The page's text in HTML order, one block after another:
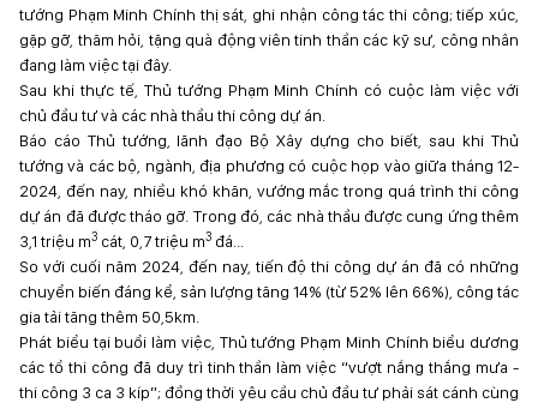
tướng Phạm Minh Chính thị sát, ghi nhận công tác thi công; tiếp xúc,
gặp gỡ, thăm hỏi, tặng quà động viên tinh thần các kỹ sư, công nhân
đang làm việc tại đây.
Sau khi thực tế, Thủ tướng Phạm Minh Chính có cuộc làm việc với
chủ đầu tư và các nhà thầu thi công dự án.
Báo cáo Thủ tướng, lãnh đạo Bộ Xây dựng cho biết, sau khi Thủ
tướng và các bộ, ngành, địa phương có cuộc họp vào giữa tháng 12-
2024, đến nay, nhiều khó khăn, vướng mắc trong quá trình thi công
dự án đã được tháo gỡ. Trong đó, các nhà thầu được cung ứng thêm
3,1 triệu m3 cát, 0,7 triệu m3 đá...
So với cuối năm 2024, đến nay, tiến độ thi công dự án đã có những
chuyển biến đáng kể, sản lượng tăng 14% (từ 52% lên 66%), công tác
gia tải tăng thêm 50,5km.
Phát biểu tại buổi làm việc, Thủ tướng Phạm Minh Chính biểu dương
các tổ thi công đã duy trì tinh thần làm việc “vượt nắng thắng mưa -
thi công 3 ca 3 kíp”; đồng thời yêu cầu chủ đầu tư phải sát cánh cùng